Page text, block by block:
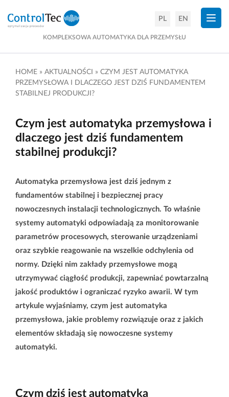
KOMPLEKSOWA AUTOMATYKA DLA PRZEMYSŁU
PL EN
HOME » AKTUALNOŚCI » CZYM JEST AUTOMATYKA
PRZEMYSŁOWA I DLACZEGO JEST DZIŚ FUNDAMENTEM
STABILNEJ PRODUKCJI?
Czym jest automatyka przemysłowa i
dlaczego jest dziś fundamentem
stabilnej produkcji?
Automatyka przemysłowa jest dziś jednym z
fundamentów stabilnej i bezpiecznej pracy
nowoczesnych instalacji technologicznych. To właśnie
systemy automatyki odpowiadają za monitorowanie
parametrów procesowych, sterowanie urządzeniami
oraz szybkie reagowanie na wszelkie odchylenia od
normy. Dzięki nim zakłady przemysłowe mogą
utrzymywać ciągłość produkcji, zapewniać powtarzalną
jakość produktów i ograniczać ryzyko awarii. W tym
artykule wyjaśniamy, czym jest automatyka
przemysłowa, jakie problemy rozwiązuje oraz z jakich
elementów składają się nowoczesne systemy
automatyki.
Czym dziś jest automatyka
×